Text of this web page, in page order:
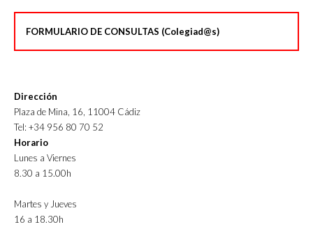
FORMULARIO DE CONSULTAS (Colegiad@s)
Dirección
Plaza de Mina, 16, 11004 Cádiz
Tel: +34 956 80 70 52
Horario
Lunes a Viernes
8.30 a 15.00h
Martes y Jueves
16 a 18.30h